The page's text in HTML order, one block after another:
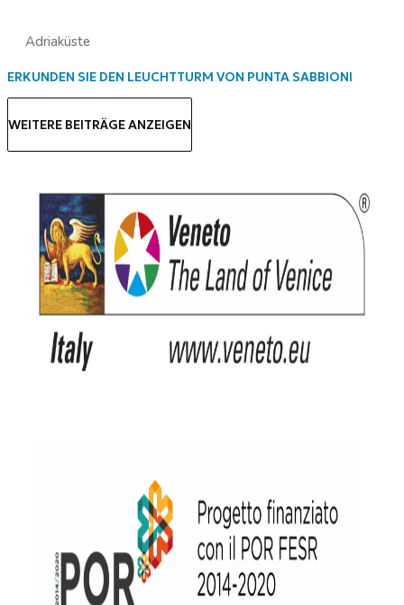
Adriaküste
ERKUNDEN SIE DEN LEUCHTTURM VON PUNTA SABBIONI
WEITERE BEITRÄGE ANZEIGEN